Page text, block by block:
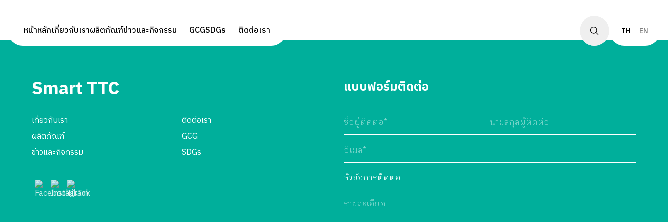
หน้าหลักเกี่ยวกับเราผลิตภัณฑ์ข่าวและกิจกรรม GCGSDGs ติดต่อเรา TH EN
Smart TTC
เกี่ยวกับเรา
ผลิตภัณฑ์
ข่าวและกิจกรรม
ติดต่อเรา
GCG
SDGs
แบบฟอร์มติดต่อ